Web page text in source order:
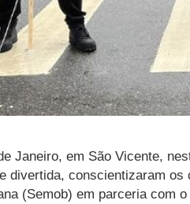
Janeiro, em São Vicente,
divertida, conscientizaram
(Semob) em parceria com